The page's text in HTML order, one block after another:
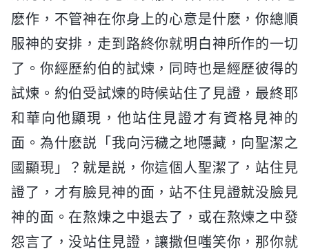
麽作，不管神在你身上的心意是什麽，你總順
服神的安排，走到路終你就明白神所作的一切
了。你經歷約伯的試煉，同時也是經歷彼得的
試煉。約伯受試煉的時候站住了見證，最終耶
和華向他顯現，他站住見證才有資格見神的
面。為什麽説「我向污穢之地隱藏，向聖潔之
國顯現」？就是説，你這個人聖潔了，站住見
證了，才有臉見神的面，站不住見證就没臉見
神的面。在熬煉之中退去了，或在熬煉之中發
怨言了，没站住見證，讓撒但嗤笑你，那你就